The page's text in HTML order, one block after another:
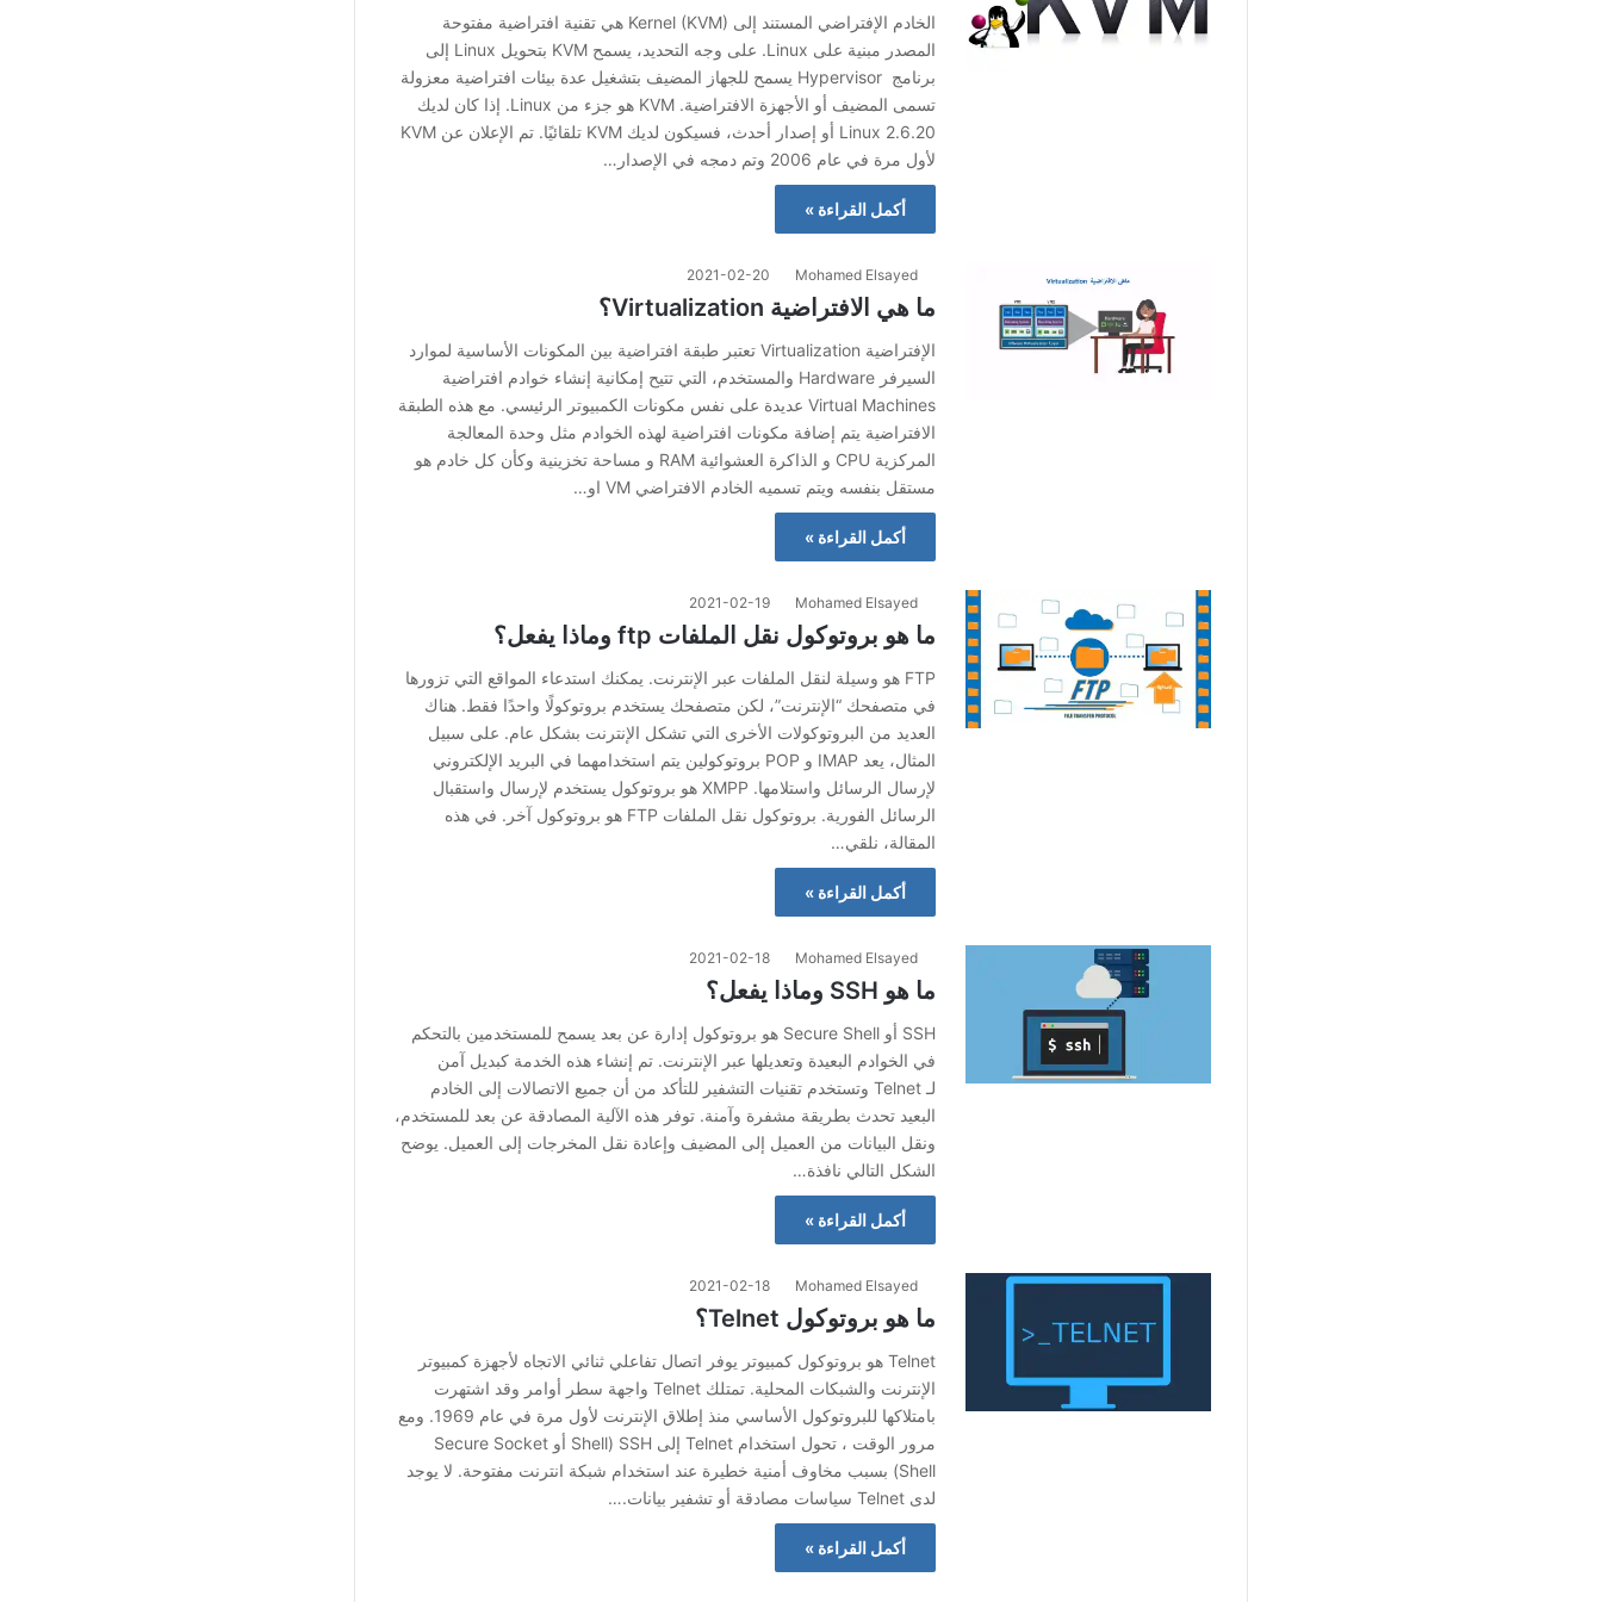
الخادم الإفتراضي المستند إلى Kernel (KVM) هي تقنية افتراضية مفتوحة
المصدر مبنية على Linux. على وجه التحديد، يسمح KVM بتحويل Linux إلى
برنامج Hypervisor يسمح للجهاز المضيف بتشغيل عدة بيئات افتراضية معزولة
تسمى المضيف أو الأجهزة الافتراضية. KVM هو جزء من Linux. إذا كان لديك
Linux 2.6.20 أو إصدار أحدث، فسيكون لديك KVM تلقائيًا. تم الإعلان عن KVM
لأول مرة في عام 2006 وتم دمجه في الإصدار…
أكمل القراءة »
Mohamed Elsayed
2021-02-20
ما هي الافتراضية Virtualization؟
الإفتراضية Virtualization تعتبر طبقة افتراضية بين المكونات الأساسية لموارد
السيرفر Hardware والمستخدم، التي تتيح إمكانية إنشاء خوادم افتراضية
Virtual Machines عديدة على نفس مكونات الكمبيوتر الرئيسي. مع هذه الطبقة
الافتراضية يتم إضافة مكونات افتراضية لهذه الخوادم مثل وحدة المعالجة
المركزية CPU و الذاكرة العشوائية RAM و مساحة تخزينية وكأن كل خادم هو
مستقل بنفسه ويتم تسميه الخادم الافتراضي VM او…
أكمل القراءة »
Mohamed Elsayed
2021-02-19
ما هو بروتوكول نقل الملفات ftp وماذا يفعل؟
FTP هو وسيلة لنقل الملفات عبر الإنترنت. يمكنك استدعاء المواقع التي تزورها
في متصفحك “الإنترنت”، لكن متصفحك يستخدم بروتوكولًا واحدًا فقط. هناك
العديد من البروتوكولات الأخرى التي تشكل الإنترنت بشكل عام. على سبيل
المثال، يعد IMAP و POP بروتوكولين يتم استخدامهما في البريد الإلكتروني
لإرسال الرسائل واستلامها. XMPP هو بروتوكول يستخدم لإرسال واستقبال
الرسائل الفورية. بروتوكول نقل الملفات FTP هو بروتوكول آخر. في هذه
المقالة، نلقي…
أكمل القراءة »
Mohamed Elsayed
2021-02-18
ما هو SSH وماذا يفعل؟
SSH أو Secure Shell هو بروتوكول إدارة عن بعد يسمح للمستخدمين بالتحكم
في الخوادم البعيدة وتعديلها عبر الإنترنت. تم إنشاء هذه الخدمة كبديل آمن
لـ Telnet وتستخدم تقنيات التشفير للتأكد من أن جميع الاتصالات إلى الخادم
البعيد تحدث بطريقة مشفرة وآمنة. توفر هذه الآلية المصادقة عن بعد للمستخدم،
ونقل البيانات من العميل إلى المضيف وإعادة نقل المخرجات إلى العميل. يوضح
الشكل التالي نافذة…
أكمل القراءة »
Mohamed Elsayed
2021-02-18
ما هو بروتوكول Telnet؟
Telnet هو بروتوكول كمبيوتر يوفر اتصال تفاعلي ثنائي الاتجاه لأجهزة كمبيوتر
الإنترنت والشبكات المحلية. تمتلك Telnet واجهة سطر أوامر وقد اشتهرت
بامتلاكها للبروتوكول الأساسي منذ إطلاق الإنترنت لأول مرة في عام 1969. ومع
مرور الوقت ، تحول استخدام Telnet إلى SSH (Shell أو Secure Socket
Shell) بسبب مخاوف أمنية خطيرة عند استخدام شبكة انترنت مفتوحة. لا يوجد
لدى Telnet سياسات مصادقة أو تشفير بيانات.…
أكمل القراءة »